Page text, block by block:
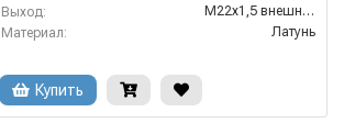
Выход:
M22х1,5 внешняя резьба
Материал:
Латунь
Давление (бар):
Купить